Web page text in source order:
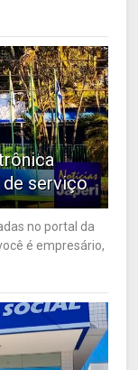
de serviço
no portal da
é empresário,